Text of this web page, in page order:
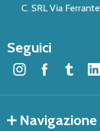
C. SRL Via
Seguici
Navigazione